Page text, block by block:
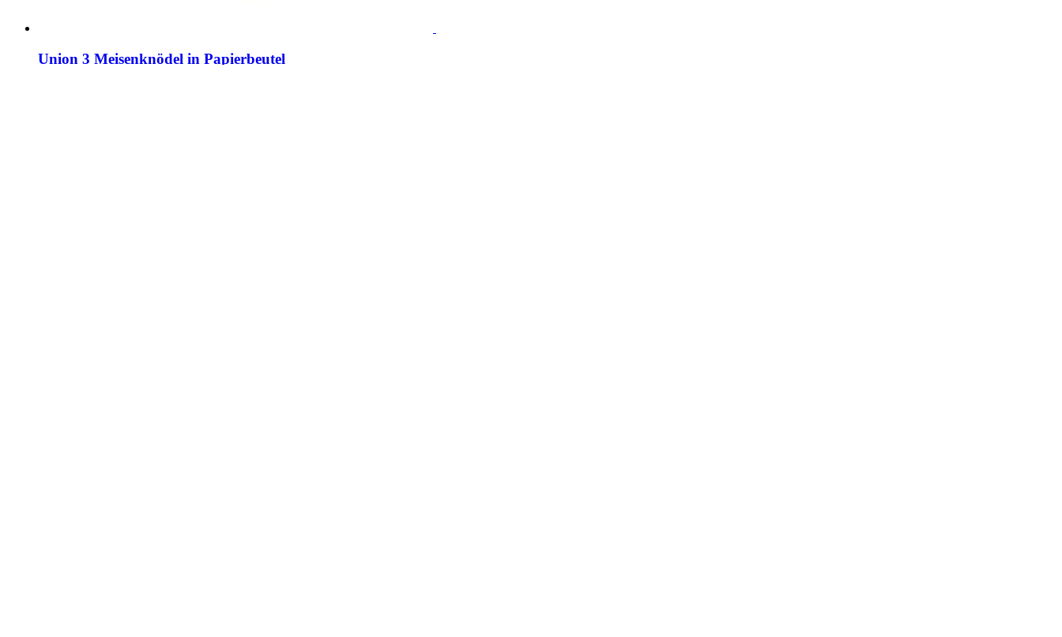
Union 3 Meisenknödel in Papierbeutel